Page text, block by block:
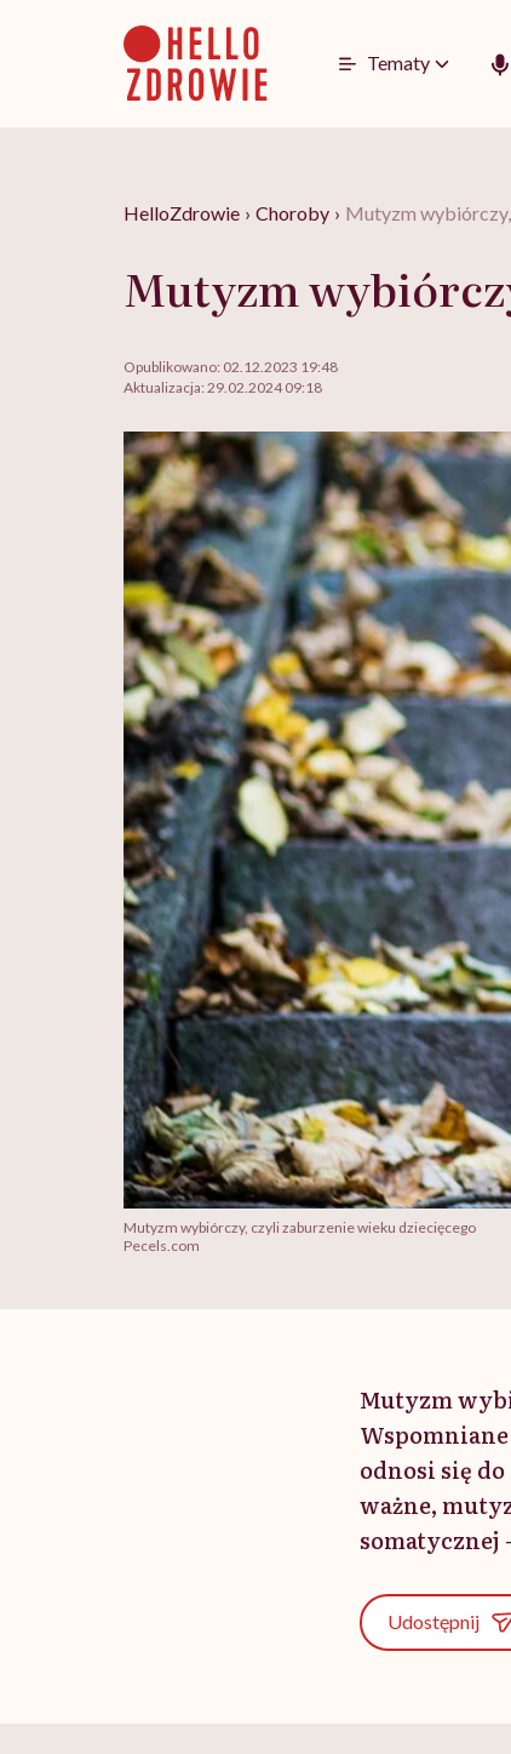
Tematy
HelloZdrowie › Choroby › Mutyzm
Mutyzm
Opublikowano: 02.12.2023 19:48
Aktualizacja: 29.02.2024 09:18
Mutyzm wybiórczy, czyli zaburzenie wieku dziecięcego
Pecels.com
Mutyzm
odnosi się
ważne,
somatycznej
Udostępnij